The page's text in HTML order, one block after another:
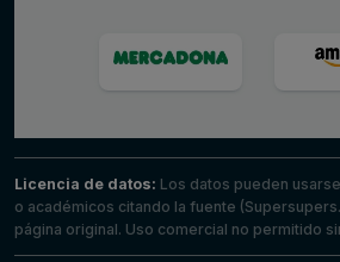
Licencia de datos: Los datos pueden
o académicos citando la fuente
página original. Uso comercial no permitido